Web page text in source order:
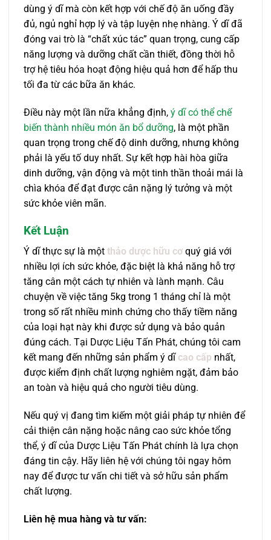
dùng ý dĩ mà còn kết hợp với chế độ ăn uống đầy
đủ, ngủ nghỉ hợp lý và tập luyện nhẹ nhàng. Ý dĩ đã
đóng vai trò là “chất xúc tác” quan trọng, cung cấp
năng lượng và dưỡng chất cần thiết, đồng thời hỗ
trợ hệ tiêu hóa hoạt động hiệu quả hơn để hấp thu
tối đa từ các bữa ăn khác.
Điều này một lần nữa khẳng định, ý dĩ có thể chế
biến thành nhiều món ăn bổ dưỡng, là một phần
quan trọng trong chế độ dinh dưỡng, nhưng không
phải là yếu tố duy nhất. Sự kết hợp hài hòa giữa
dinh dưỡng, vận động và một tinh thần thoải mái là
chìa khóa để đạt được cân nặng lý tưởng và một
sức khỏe viên mãn.
Kết Luận
Ý dĩ thực sự là một thảo dược hữu cơ quý giá với
nhiều lợi ích sức khỏe, đặc biệt là khả năng hỗ trợ
tăng cân một cách tự nhiên và lành mạnh. Câu
chuyện về việc tăng 5kg trong 1 tháng chỉ là một
trong số rất nhiều minh chứng cho thấy tiềm năng
của loại hạt này khi được sử dụng và bảo quản
đúng cách. Tại Dược Liệu Tấn Phát, chúng tôi cam
kết mang đến những sản phẩm ý dĩ cao cấp nhất,
được kiểm định chất lượng nghiêm ngặt, đảm bảo
an toàn và hiệu quả cho người tiêu dùng.
Nếu quý vị đang tìm kiếm một giải pháp tự nhiên để
cải thiện cân nặng hoặc nâng cao sức khỏe tổng
thể, ý dĩ của Dược Liệu Tấn Phát chính là lựa chọn
đáng tin cậy. Hãy liên hệ với chúng tôi ngay hôm
nay để được tư vấn chi tiết và sở hữu sản phẩm
chất lượng.
Liên hệ mua hàng và tư vấn: